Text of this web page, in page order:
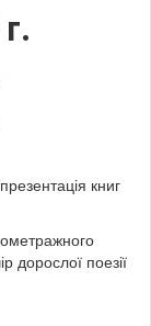
книг
поезії